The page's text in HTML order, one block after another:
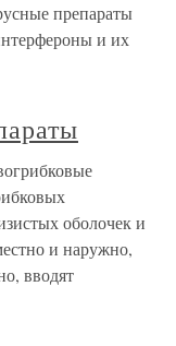
препараты
и их
оболочек и
и наружно,
вводят